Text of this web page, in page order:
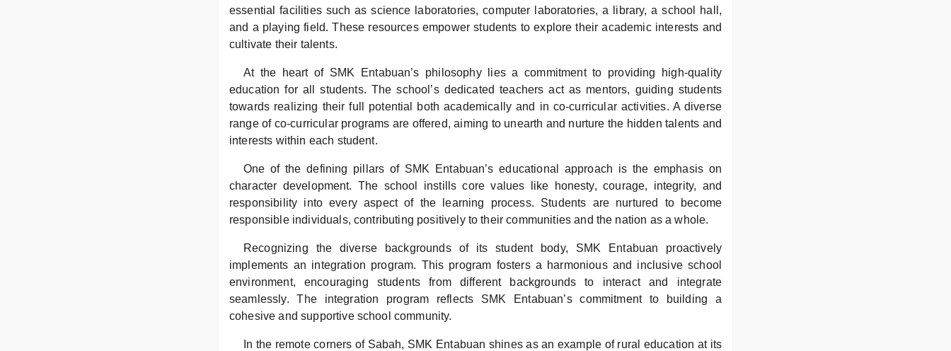
essential facilities such as science laboratories, computer laboratories, a library, a school hall,
and a playing field. These resources empower students to explore their academic interests and
cultivate their talents.
At the heart of SMK Entabuan’s philosophy lies a commitment to providing high-quality
education for all students. The school’s dedicated teachers act as mentors, guiding students
towards realizing their full potential both academically and in co-curricular activities. A diverse
range of co-curricular programs are offered, aiming to unearth and nurture the hidden talents and
interests within each student.
One of the defining pillars of SMK Entabuan’s educational approach is the emphasis on
character development. The school instills core values like honesty, courage, integrity, and
responsibility into every aspect of the learning process. Students are nurtured to become
responsible individuals, contributing positively to their communities and the nation as a whole.
Recognizing the diverse backgrounds of its student body, SMK Entabuan proactively
implements an integration program. This program fosters a harmonious and inclusive school
environment, encouraging students from different backgrounds to interact and integrate
seamlessly. The integration program reflects SMK Entabuan’s commitment to building a
cohesive and supportive school community.
In the remote corners of Sabah, SMK Entabuan shines as an example of rural education at its